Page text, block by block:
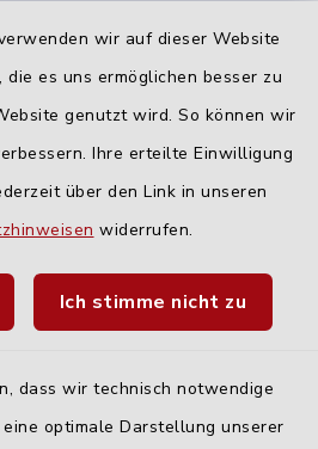
wir auf dieser Website
die es uns ermöglichen besser zu
genutzt wird. So können wir
Ihre erteilte Einwilligung
über den Link in unseren
widerrufen.
Ich stimme nicht zu
dass wir technisch notwendige
optimale Darstellung unserer
DING